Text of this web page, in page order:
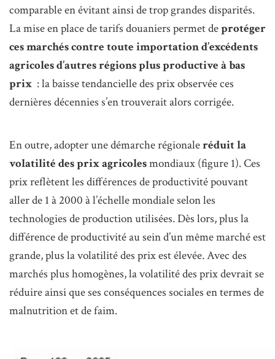
comparable en évitant ainsi de trop grandes disparités.
La mise en place de tarifs douaniers permet deprotéger
ces marchés contre toute importation d’excédents
agricoles d’autres régions plus productive à bas
prix : la baisse tendancielle des prix observée ces
dernières décennies s’en trouverait alors corrigée.
En outre, adopter une démarche régionaleréduit la
volatilité des prix agricolesmondiaux (figure 1). Ces
prix reflètent les différences de productivité pouvant
aller de 1 à 2000 à l’échelle mondiale selon les
technologies de production utilisées. Dès lors, plus la
différence de productivité au sein d’un même marché est
grande, plus la volatilité des prix est élevée. Avec des
marchés plus homogènes, la volatilité des prix devrait se
réduire ainsi que ses conséquences sociales en termes de
malnutrition et de faim.